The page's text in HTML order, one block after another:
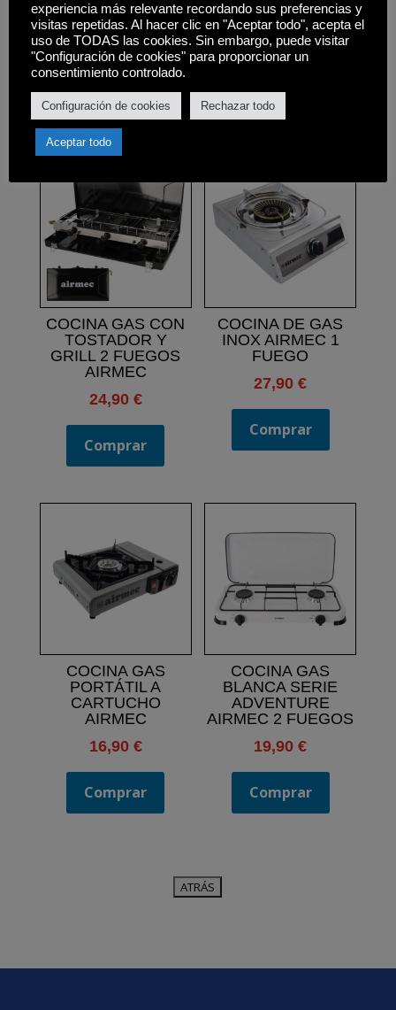
cm,
• Peso neto: 14,7 kg,
Productos relacionados
COCINA GAS CON
TOSTADOR Y
GRILL 2 FUEGOS
AIRMEC
24,90 €
Comprar
COCINA DE GAS
INOX AIRMEC 1
FUEGO
27,90€
Comprar
COCINA GAS
PORTÁTIL A
CARTUCHO
AIRMEC
16,90 €
Comprar
COCINA GAS
BLANCA SERIE
ADVENTURE
AIRMEC 2 FUEGOS
19,90€
Comprar
experiencia más relevante recordando sus preferencias y
visitas repetidas. Al hacer clic en "Aceptar todo", acepta el
uso de TODAS las cookies. Sin embargo, puede visitar
"Configuración de cookies" para proporcionar un
consentimiento controlado.
Configuración de cookies Rechazar todo
Aceptar todo